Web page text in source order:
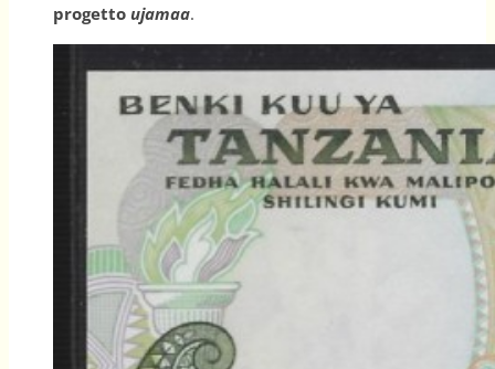
progetto ujamaa.